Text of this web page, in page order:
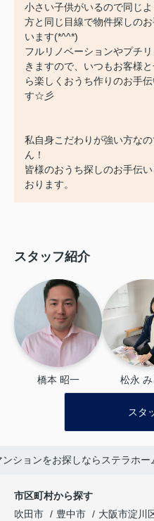
小さい子供がいるので同じ
方と同じ目線で物件探しの
います(*^^*)
フルリノベーションやプチ
きますので、いつもお客様
ら楽しくおうち作りのお手
す☆彡
私自身こだわりが強い方な
ん！
皆様のおうち探しのお手伝
おります。
スタッフ紹介
橋本 昭一 松永 み
スタ
ションをお探しならステラホー
市区町村から探す
吹田市
豊中市 大阪市淀川